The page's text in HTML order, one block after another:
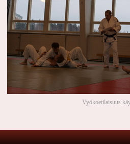
Vyökoetilaisuus